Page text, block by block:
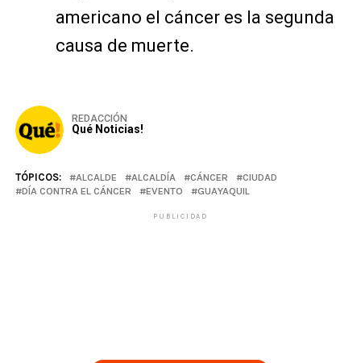
americano el cáncer es la segunda
causa de muerte.
REDACCIÓN
Qué Noticias!
TÓPICOS: ALCALDE ALCALDÍA CÁNCER
CIUDAD
DÍA CONTRA EL CÁNCER
EVENTO GUAYAQUIL
PUBLICIDAD